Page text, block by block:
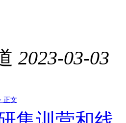
2023-03-03
正文